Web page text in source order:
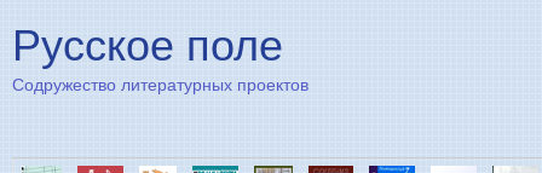
Русское поле
Содружество литературных проектов